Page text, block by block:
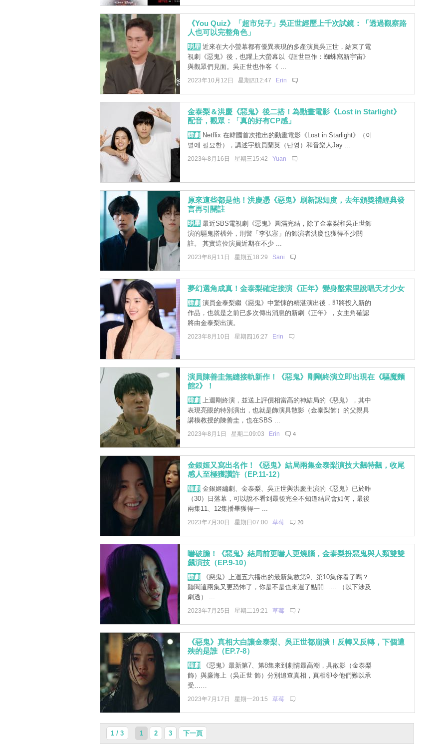
《You Quiz》「超市兒子」吳正世經歷上千次試鏡：「透過觀察路
人也可以完整角色」
明星近來在大小螢幕都有優異表現的多產演員吳正世，結束了電
視劇《惡鬼》後，也躍上大螢幕以《誆世巨作：蜘蛛窩新宇宙》
與觀眾們見面。吳正世也作客《 ...
2023年10月12日 星期四12:47 Erin
金泰梨＆洪慶《惡鬼》後二搭！為動畫電影《Lost in Starlight》
配音，觀眾：「真的好有CP感」
韓劇 Netflix 在韓國首次推出的動畫電影《Lost in Starlight》（이
별에 필요한），講述宇航員蘭英（난영）和音樂人Jay ...
2023年8月16日 星期三15:42 Yuan
原來這些都是他！洪慶憑《惡鬼》刷新認知度，去年頒獎禮經典發
言再引關註
明星最近SBS電視劇《惡鬼》圓滿完結，除了金泰梨和吳正世飾
演的驅鬼搭檔外，刑警「李弘塞」的飾演者洪慶也獲得不少關
註。 其實這位演員近期在不少 ...
2023年8月11日 星期五18:29 Sani
夢幻選角成真！金泰梨確定接演《正年》變身盤索里說唱天才少女
韓劇 演員金泰梨繼《惡鬼》中驚悚的精湛演出後，即將投入新的
作品，也就是之前已多次傳出消息的新劇《正年》，女主角確認
將由金泰梨出演。
2023年8月10日 星期四16:27 Erin
演員陳善圭無縫接軌新作！《惡鬼》剛剛終演立即出現在《驅魔麵
館2》！
韓劇 上週剛終演，並送上評價相當高的神結局的《惡鬼》，其中
表現亮眼的特別演出，也就是飾演具散影（金泰梨飾）的父親具
講模教授的陳善圭，也在SBS ...
2023年8月1日 星期二09:03 Erin 4
金銀姬又寫出名作！《惡鬼》結局兩集金泰梨演技大飆特飆，收尾
感人至極獲讚許（EP.11-12）
韓劇 金銀姬編劇、金泰梨、吳正世與洪慶主演的《惡鬼》已於昨
（30）日落幕，可以說不看到最後完全不知道結局會如何，最後
兩集11、12集播畢獲得一 ...
2023年7月30日 星期日07:00 草莓 20
嚇破膽！《惡鬼》結局前更嚇人更燒腦，金泰梨扮惡鬼與人類雙雙
飆演技（EP.9-10）
韓劇 《惡鬼》上週五六播出的最新集數第9、第10集你看了嗎？
聽聞這兩集又更恐怖了，你是不是也來遲了點開…… （以下涉及
劇透） ...
2023年7月25日 星期二19:21 草莓 7
《惡鬼》真相大白讓金泰梨、吳正世都崩潰！反轉又反轉，下個遭
殃的是誰（EP.7-8）
韓劇 《惡鬼》最新第7、第8集來到劇情最高潮，具散影（金泰梨
飾）與廉海上（吳正世 飾）分別追查真相，真相卻令他們難以承
受……
2023年7月17日 星期一20:15 草莓
1 / 3 1 2 3 下一頁